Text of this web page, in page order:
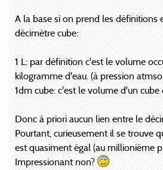
A la base si on prend les définitions
décimètre cube:
1 L: par définition c'est le volume
kilogramme d'eau. (à pression
1dm cube: c'est le volume d'un
Donc à priori aucun lien entre le
Pourtant, curieusement il se trouve
est quasiment égal (au millionième
Impressionant non?